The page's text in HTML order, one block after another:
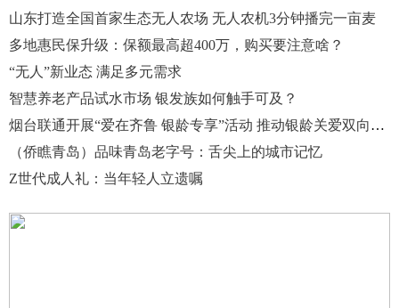
山东打造全国首家生态无人农场 无人农机3分钟播完一亩麦
多地惠民保升级：保额最高超400万，购买要注意啥？
“无人”新业态 满足多元需求
智慧养老产品试水市场 银发族如何触手可及？
烟台联通开展“爱在齐鲁 银龄专享”活动 推动银龄关爱双向奔赴
（侨瞧青岛）品味青岛老字号：舌尖上的城市记忆
Z世代成人礼：当年轻人立遗嘱